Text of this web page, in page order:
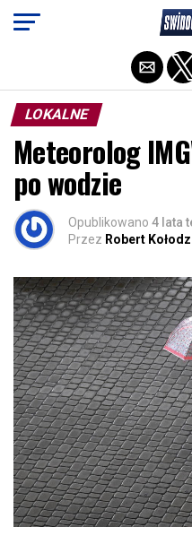
LOKALNE
Meteorolog
po wodzie
Opublikowano 4 lata
Przez Robert
Exit